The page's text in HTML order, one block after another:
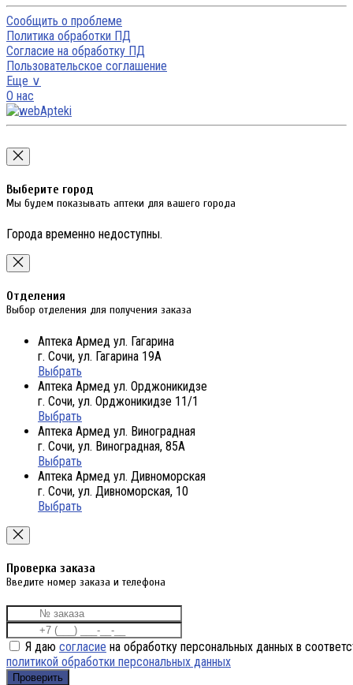
Сообщить о проблеме
Политика обработки ПД
Согласие на обработку ПД
Пользовательское соглашение
Еще ∨
О нас
Выберите город
Мы будем показывать аптеки для вашего города
Города временно недоступны.
Отделения
Выбор отделения для получения заказа
Аптека Армед ул. Гагарина
г. Сочи, ул. Гагарина 19А
Выбрать
Аптека Армед ул. Орджоникидзе
г. Сочи, ул. Орджоникидзе 11/1
Выбрать
Аптека Армед ул. Виноградная
г. Сочи, ул. Виноградная, 85А
Выбрать
Аптека Армед ул. Дивноморская
г. Сочи, ул. Дивноморская, 10
Выбрать
Проверка заказа
Введите номер заказа и телефона
Я даю согласие на обработку персональных данных в
политикой обработки персональных данных
Проверить